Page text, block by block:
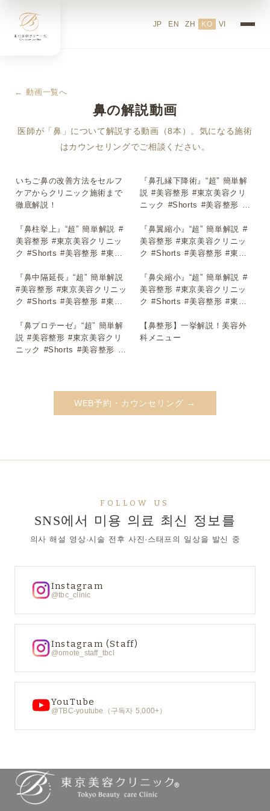
JP EN ZH KO VI
← 動画一覧へ
鼻の解説動画
医師が「鼻」について解説する動画（8本）。気になる施術
はカウンセリングでご相談ください。
▶
いちご鼻の改善方法をセルフ
ケアからクリニック施術まで
徹底解説！
▶
『鼻孔縁下降術』“超” 簡単解
説 #美容整形 #東京美容クリ
ニック #Shorts #美容整形 #
▶
『鼻柱挙上』“超” 簡単解説 #
美容整形 #東京美容クリニッ
ク #Shorts #美容整形 #東京
▶
『鼻翼縮小』“超” 簡単解説 #
美容整形 #東京美容クリニッ
ク #Shorts #美容整形 #東京
▶
『鼻中隔延長』“超” 簡単解説
#美容整形 #東京美容クリニッ
ク #Shorts #美容整形 #東京
▶
『鼻尖縮小』“超” 簡単解説 #
美容整形 #東京美容クリニッ
ク #Shorts #美容整形 #東京
▶
『鼻プロテーゼ』“超” 簡単解
説 #美容整形 #東京美容クリ
ニック #Shorts #美容整形 #
▶
【鼻整形】一挙解説！美容外
科メニュー
WEB予約・カウンセリング →
FOLLOW US
SNS에서 미용 의료 최신 정보를
의사 해설 영상·시술 전후 사진·스태프의 일상을 발신 중
Instagram
@tbc_clinic
Instagram (Staff)
@omote_staff_tbcl
YouTube
@TBC-youtube（구독자 5,000+）